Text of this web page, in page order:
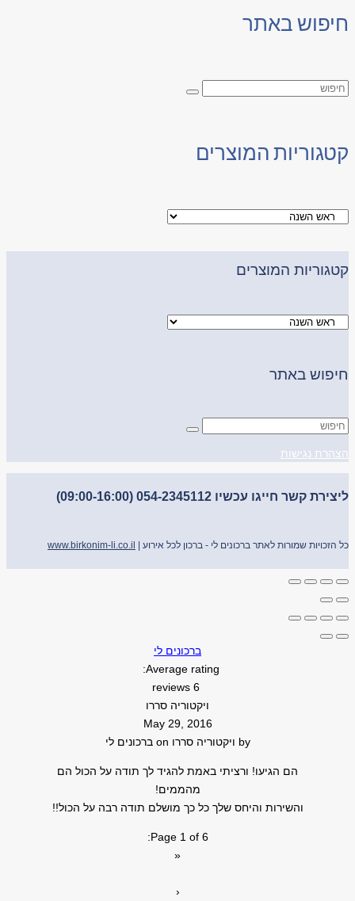
חיפוש באתר
קטגוריות המוצרים
קטגוריות המוצרים
חיפוש באתר
הצהרת נגישות
ליצירת קשר חייגו עכשיו 054-2345112 (09:00-16:00)
כל הזכויות שמורות לאתר ברכונים לי - ברכון לכל אירוע | www.birkonim-li.co.il
ברכונים לי
Average rating:
6 reviews
ויקטוריה סררו
May 29, 2016
by ויקטוריה סררו ברכונים לי
הם הגיעו! ורציתי באמת להגיד לך תודה על הכול הם
מהממים!
והשירות והיחס שלך כל כך מושלם תודה רבה על הכול!!
Page 1 of 6:
«
‹